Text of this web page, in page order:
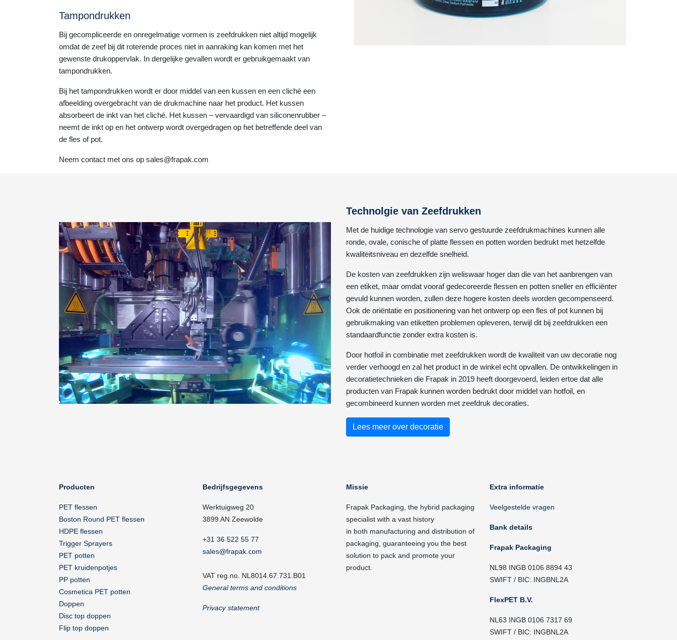
Tampondrukken
Bij gecompliceerde en onregelmatige vormen is zeefdrukken niet altijd mogelijk
omdat de zeef bij dit roterende proces niet in aanraking kan komen met het
gewenste drukoppervlak. In dergelijke gevallen wordt er gebruikgemaakt van
tampondrukken.
Bij het tampondrukken wordt er door middel van een kussen en een cliché een
afbeelding overgebracht van de drukmachine naar het product. Het kussen
absorbeert de inkt van het cliché. Het kussen – vervaardigd van siliconenrubber –
neemt de inkt op en het ontwerp wordt overgedragen op het betreffende deel van
de fles of pot.
Neem contact met ons op sales@frapak.com
Technolgie van Zeefdrukken
Met de huidige technologie van servo gestuurde zeefdrukmachines kunnen alle
ronde, ovale, conische of platte flessen en potten worden bedrukt met hetzelfde
kwaliteitsniveau en dezelfde snelheid.
De kosten van zeefdrukken zijn weliswaar hoger dan die van het aanbrengen van
een etiket, maar omdat vooraf gedecoreerde flessen en potten sneller en efficiënter
gevuld kunnen worden, zullen deze hogere kosten deels worden gecompenseerd.
Ook de oriëntatie en positionering van het ontwerp op een fles of pot kunnen bij
gebruikmaking van etiketten problemen opleveren, terwijl dit bij zeefdrukken een
standaardfunctie zonder extra kosten is.
Door hotfoil in combinatie met zeefdrukken wordt de kwaliteit van uw decoratie nog
verder verhoogd en zal het product in de winkel echt opvallen. De ontwikkelingen in
decoratietechnieken die Frapak in 2019 heeft doorgevoerd, leiden ertoe dat alle
producten van Frapak kunnen worden bedrukt door middel van hotfoil, en
gecombineerd kunnen worden met zeefdruk decoraties.
Lees meer over decoratie
Producten
PET flessen
Boston Round PET flessen
HDPE flessen
Trigger Sprayers
PET potten
PET kruidenpotjes
PP potten
Cosmetica PET potten
Doppen
Disc top doppen
Flip top doppen
Bedrijfsgegevens
Werktuigweg 20
3899 AN Zeewolde
+31 36 522 55 77
sales@frapak.com
VAT reg.no. NL8014.67.731.B01
General terms and conditions
Privacy statement
Missie
Frapak Packaging, the hybrid packaging
specialist with a vast history
in both manufacturing and distribution of
packaging, guaranteeing you the best
solution to pack and promote your
product.
Extra informatie
Veelgestelde vragen
Bank details
Frapak Packaging
NL98 INGB 0106 8894 43
SWIFT / BIC: INGBNL2A
FlexPET B.V.
NL63 INGB 0106 7317 69
SWIFT / BIC: INGBNL2A